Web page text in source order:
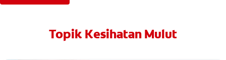
Topik Kesihatan Mulut